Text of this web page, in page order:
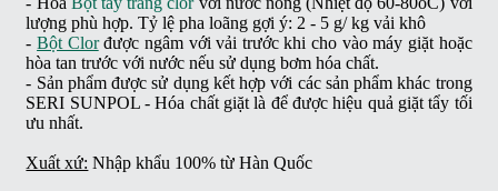
lượng phù hợp. Tỷ lệ pha loãng gợi ý: 2 - 5 g/ kg vải khô
-Bột Clorđược ngâm với vải trước khi cho vào máy giặt hoặc
hòa tan trước với nước nếu sử dụng bơm hóa chất.
- Sản phẩm được sử dụng kết hợp với các sản phẩm khác trong
SERI SUNPOL - Hóa chất giặt là để được hiệu quả giặt tẩy tối
ưu nhất.
Xuất xứ: Nhập khẩu 100% từ Hàn Quốc